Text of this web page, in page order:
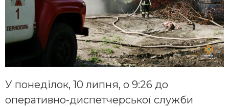
У понеділок, 10 липня, о 9:26 до
оперативно-диспетчерської служби